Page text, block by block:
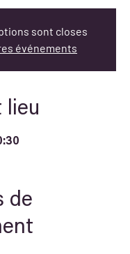
sont closes
événements
lieu
de